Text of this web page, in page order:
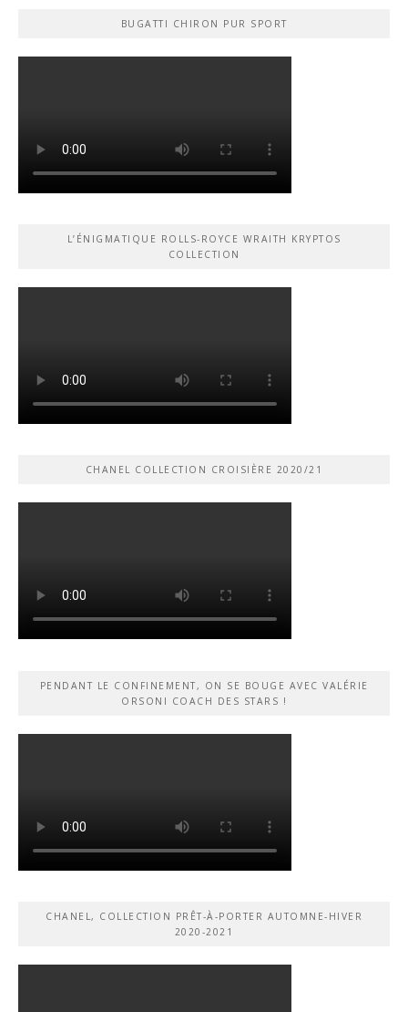
BUGATTI CHIRON PUR SPORT
L’ÉNIGMATIQUE ROLLS-ROYCE WRAITH KRYPTOS
COLLECTION
CHANEL COLLECTION CROISIÈRE 2020/21
PENDANT LE CONFINEMENT, ON SE BOUGE AVEC VALÉRIE
ORSONI COACH DES STARS !
CHANEL, COLLECTION PRÊT-À-PORTER AUTOMNE-HIVER
2020-2021